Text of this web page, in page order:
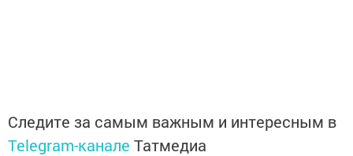
Следите за самым важным и интересным в
Telegram-канале Татмедиа